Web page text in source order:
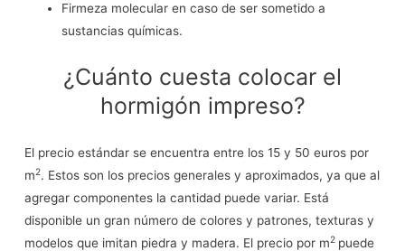
Firmeza molecular en caso de ser sometido a
sustancias químicas.
¿Cuánto cuesta colocar el
hormigón impreso?
El precio estándar se encuentra entre los 15 y 50 euros por
m2. Estos son los precios generales y aproximados, ya que al
agregar componentes la cantidad puede variar. Está
disponible un gran número de colores y patrones, texturas y
modelos que imitan piedra y madera. El precio por m2 puede